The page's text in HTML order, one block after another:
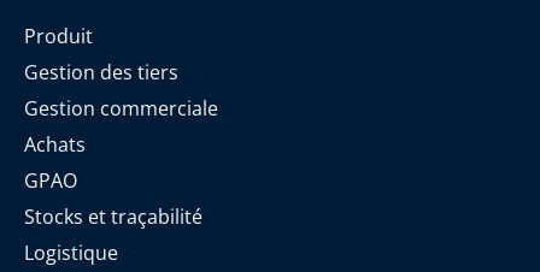
Produit
Gestion des tiers
Gestion commerciale
Achats
GPAO
Stocks et traçabilité
Logistique